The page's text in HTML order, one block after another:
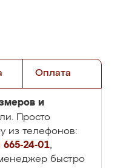
Оплата
и
Просто
из телефонов:
665-24-01,
быстро